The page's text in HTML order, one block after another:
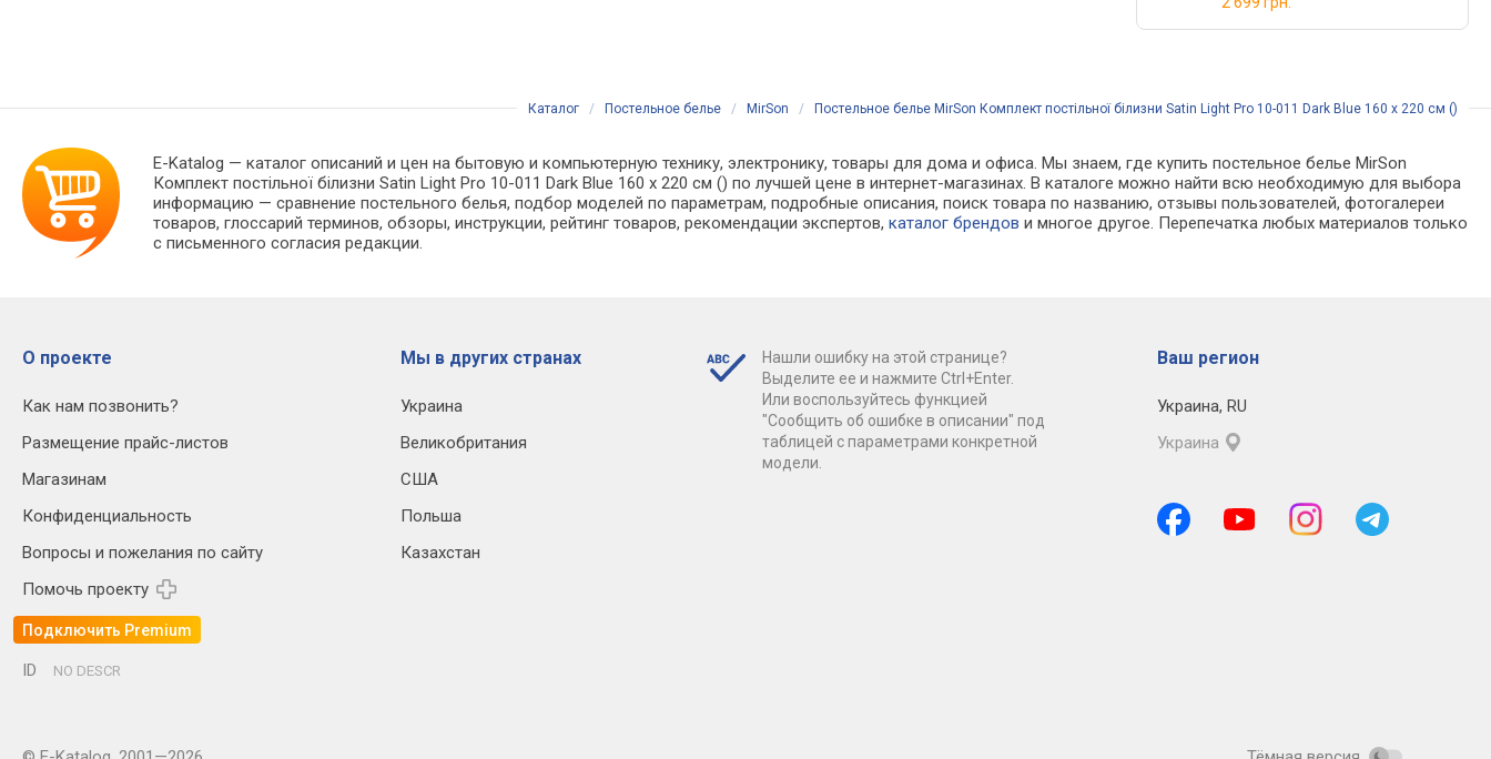
Каталог / Постельное белье / MirSon / Постельное белье MirSon Комплект постільної білизни Satin Light Pro 10-011 Dark Blue 160 x 220 см ()
E-Katalog — каталог описаний и цен на бытовую и компьютерную технику, электронику, товары для дома и офиса. Мы знаем, где купить постельное белье MirSon
Комплект постільної білизни Satin Light Pro 10-011 Dark Blue 160 x 220 см () по лучшей цене в интернет-магазинах. В каталоге можно найти всю необходимую для выбора
информацию — сравнение постельного белья, подбор моделей по параметрам, подробные описания, поиск товара по названию, отзывы пользователей, фотогалереи
товаров, глоссарий терминов, обзоры, инструкции, рейтинг товаров, рекомендации экспертов,каталог брендов и многое другое. Перепечатка любых материалов только
с письменного согласия редакции.
О проекте
Как нам позвонить?
Размещение прайс-листов
Магазинам
Конфиденциальность
Вопросы и пожелания по сайту
Помочь проекту
Подключить Premium
Мы в других странах
Украина
Великобритания
США
Польша
Казахстан
Нашли ошибку на этой странице?
Выделите ее и нажмите Ctrl+Enter.
Или воспользуйтесь функцией
"Сообщить об ошибке в описании" под
таблицей с параметрами конкретной
модели.
Ваш регион
Украина, RU
Украина
ID NO DESCR